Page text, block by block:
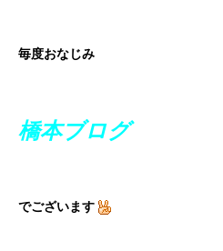
毎度おなじみ
橋本ブログ
でございます